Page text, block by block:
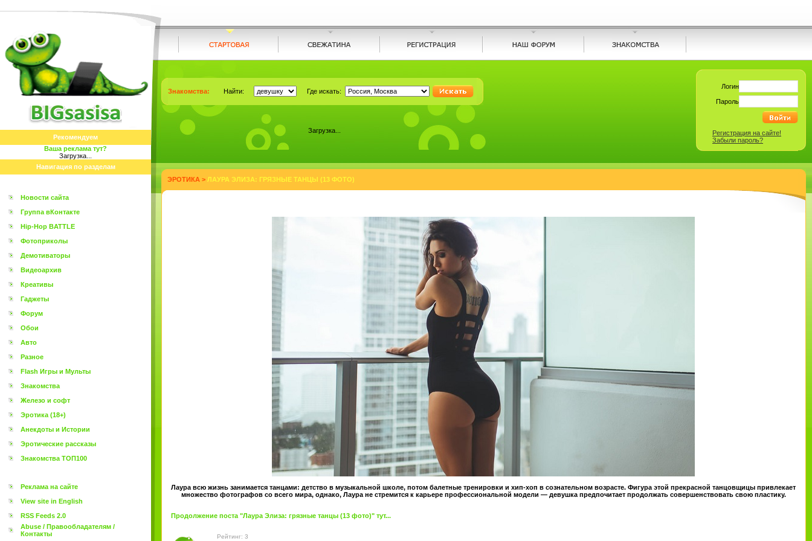
Рекомендуем
Ваша реклама тут?
Загрузка...
Навигация по разделам
Новости сайта
Группа вКонтакте
Hip-Hop BATTLE
Фотоприколы
Демотиваторы
Видеоархив
Креативы
Гаджеты
Форум
Обои
Авто
Разное
Flash Игры и Мульты
Знакомства
Железо и софт
Эротика (18+)
Анекдоты и Истории
Эротические рассказы
Знакомства ТОП100
Реклама на сайте
View site in English
RSS Feeds 2.0
Abuse / Правообладателям /
Контакты
Знакомства: Найти: Где искать:
Логин
Пароль
Регистрация на сайте!
Забыли пароль?
Загрузка...
ЭРОТИКА > ЛАУРА ЭЛИЗА: ГРЯЗНЫЕ ТАНЦЫ (13 ФОТО)
Лаура всю жизнь занимается танцами: детство в музыкальной школе, потом балетные тренировки и хип-хоп в сознательном возрасте. Фигура этой прекрасной танцовщицы привлекает
множество фотографов со всего мира, однако, Лаура не стремится к карьере профессиональной модели — девушка предпочитает продолжать совершенствовать свою пластику.
Продолжение поста "Лаура Элиза: грязные танцы (13 фото)" тут...
Рейтинг: 3